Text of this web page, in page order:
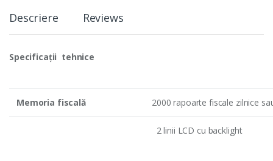
Descriere Reviews
Specificaţii tehnice
Memoria fiscală 2000 rapoarte fiscale zilnice
2 linii LCD cu backlight